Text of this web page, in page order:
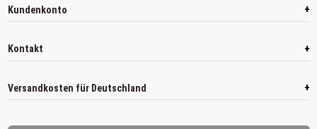
Kundenkonto +
Kontakt +
Versandkosten für Deutschland +